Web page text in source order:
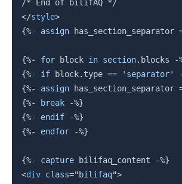
</style>
{%-
assign has_section_separator
{%- for block in section. blocks
-
{%-
if block. type == 'separator'
{%-
assign has_section_separator
{%-
break
-%}
{%-
endif
-%}
{%-
endfor -%}
{%- capture bilifaq_content
-%}
<div class=" bilifaq">